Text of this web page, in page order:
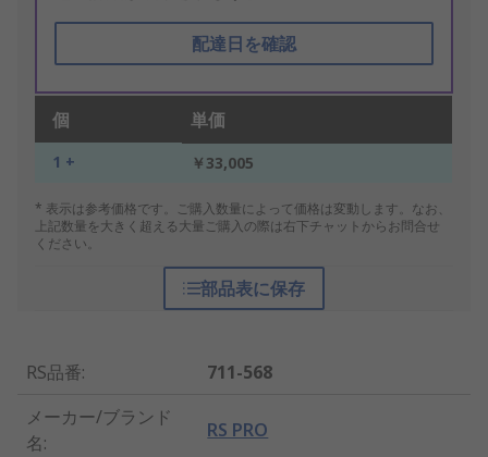
配達日を確認
個 単価
1 + ￥33,005
* 表示は参考価格です。ご購入数量によって価格は変動します。なお、
上記数量を大きく超える大量ご購入の際は右下チャットからお問合せ
ください。
部品表に保存
RS品番:
711-568
メーカー/ブランド
名:
RS PRO